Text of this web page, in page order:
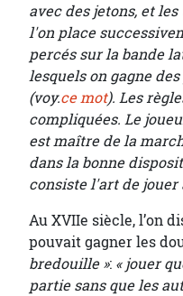
avec des jetons, et
l'on place
percés sur la bande
lesquels on gagne
(voy.ce mot). Les
compliquées. Le
est maître de la
dans la bonne
consiste l'art de jouer
Au XVIIe siècle, l’on
pouvait gagner les
bredouille »: « jouer
partie sans que les